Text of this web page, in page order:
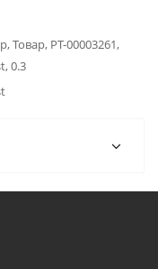
Товар, РТ-00003261,
0.3